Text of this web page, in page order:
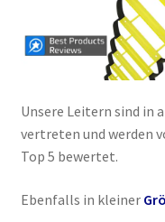
Unsere Leitern sind in
vertreten und werden
Top 5 bewertet.
Ebenfalls in kleiner